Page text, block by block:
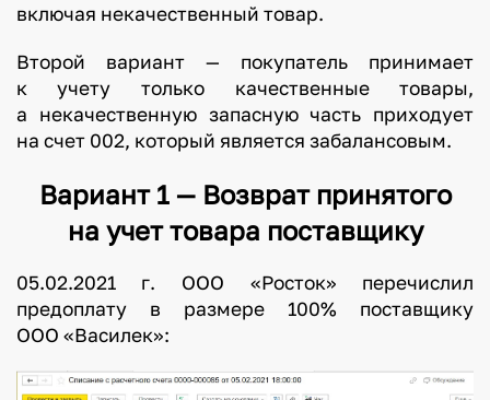
включая некачественный товар.
Второй вариант — покупатель принимает
к учету только качественные товары,
а некачественную запасную часть приходует
на счет 002, который является забалансовым.
Вариант 1 — Возврат принятого
на учет товара поставщику
05.02.2021 г. ООО «Росток» перечислил
предоплату в размере 100% поставщику
ООО «Василек»: